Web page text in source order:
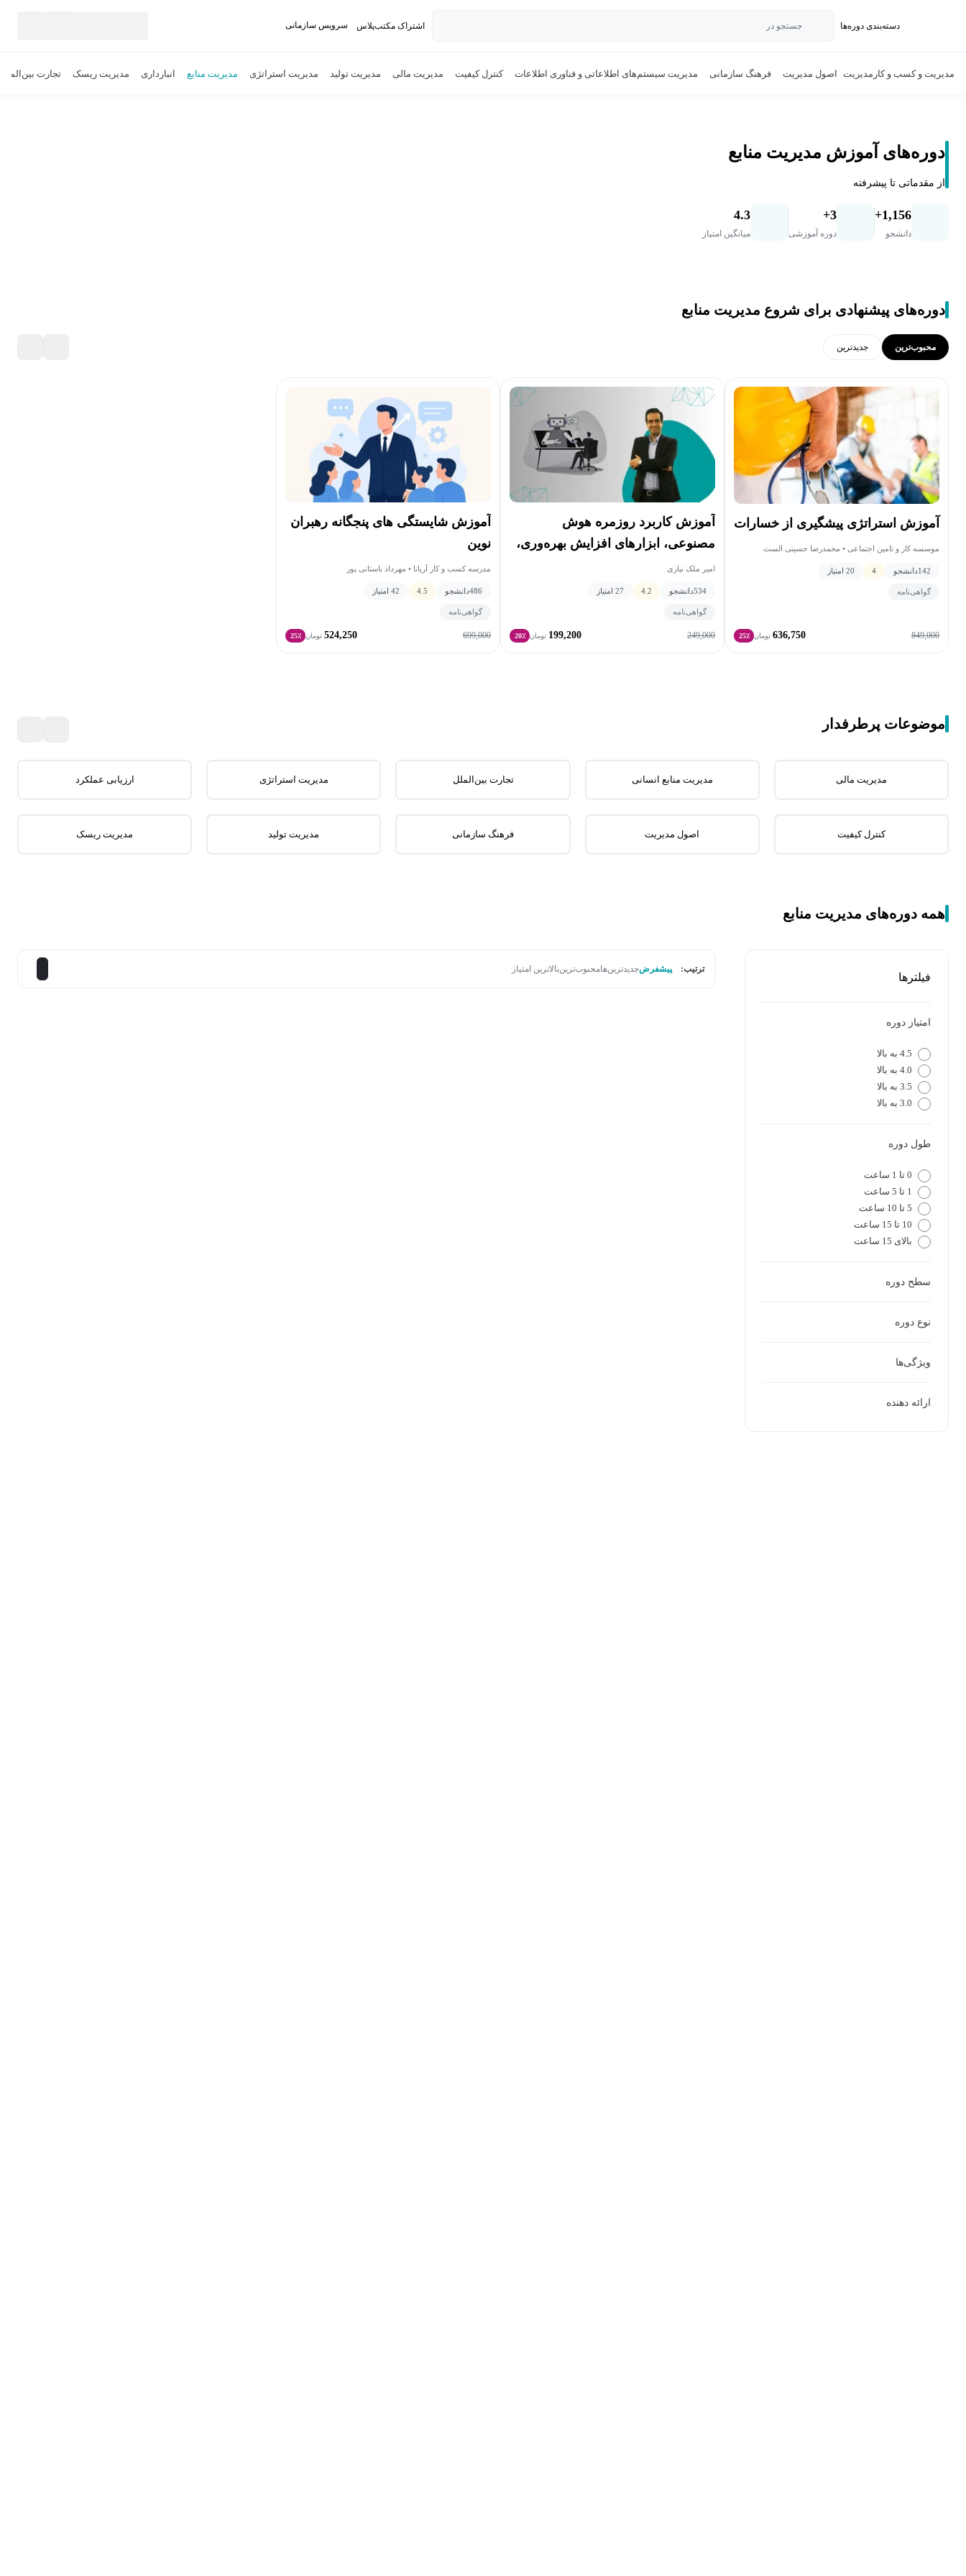
دسته‌بندی‌ دوره‌ها جستجو در اشتراک مکتب‌پلاس سرویس سازمانی
مدیریت و کسب و کار مدیریت اصول مدیریت فرهنگ سازمانی مدیریت سیستم‌های اطلاعاتی و فناوری اطلاعات کنترل کیفیت مدیریت مالی مدیریت تولید مدیریت استراتژی مدیریت منابع انبارداری مدیریت ریسک تجارت بین‌الملل
دوره‌های آموزش مدیریت منابع
از مقدماتی تا پیشرفته
1,156+
دانشجو
3+
دوره آموزشی
4.3
میانگین امتیاز
دوره‌های پیشنهادی برای شروع مدیریت منابع
محبوب‌ترین جدید‌ترین
آموزش استراتژی پیشگیری از خسارات
موسسه کار و تامین اجتماعی • محمدرضا حسینی الست
142دانشجو 4 20 امتیاز
گواهی‌نامه
849,000
636,750 تومان 25٪
آموزش کاربرد روزمره هوش
مصنوعی، ابزارهای افزایش بهره‌وری،
مدیریت زمان و خلاقیت
امیر ملک نیازی
534دانشجو 4.2 27 امتیاز
گواهی‌نامه
249,000
199,200 تومان 20٪
آموزش شایستگی های پنجگانه رهبران
نوین
مدرسه کسب و کار آریانا • مهرداد باستانی پور
486دانشجو 4.5 42 امتیاز
گواهی‌نامه
699,000
524,250 تومان 25٪
موضوعات پرطرفدار
مدیریت مالی مدیریت منابع انسانی تجارت بین‌الملل مدیریت استراتژی ارزیابی عملکرد
کنترل کیفیت اصول مدیریت فرهنگ سازمانی مدیریت تولید مدیریت ریسک
همه دوره‌های مدیریت منابع
فیلترها
امتیاز دوره
4.5 به بالا
4.0 به بالا
3.5 به بالا
3.0 به بالا
طول دوره
0 تا 1 ساعت
1 تا 5 ساعت
5 تا 10 ساعت
10 تا 15 ساعت
بالای 15 ساعت
سطح دوره
نوع دوره
ویژگی‌ها
ارائه دهنده
ترتیب: پیشفرضجدیدترین‌هامحبوب‌ترینبالاترین امتیاز